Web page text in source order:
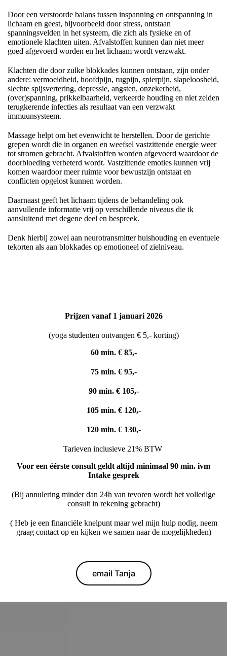
Door een verstoorde balans tussen inspanning en ontspanning in
lichaam en geest, bijvoorbeeld door stress, ontstaan
spanningsvelden in het systeem, die zich als fysieke en of
emotionele klachten uiten. Afvalstoffen kunnen dan niet meer
goed afgevoerd worden en het lichaam wordt verzwakt.
Klachten die door zulke blokkades kunnen ontstaan, zijn onder
andere: vermoeidheid, hoofdpijn, rugpijn, spierpijn, slapeloosheid,
slechte spijsvertering, depressie, angsten, onzekerheid,
(over)spanning, prikkelbaarheid, verkeerde houding en niet zelden
terugkerende infecties als resultaat van een verzwakt
immuunsysteem.
Massage helpt om het evenwicht te herstellen. Door de gerichte
grepen wordt die in organen en weefsel vastzittende energie weer
tot stromen gebracht. Afvalstoffen worden afgevoerd waardoor de
doorbloeding verbeterd wordt. Vastzittende emoties kunnen vrij
komen waardoor meer ruimte voor bewustzijn ontstaat en
conflicten opgelost kunnen worden.
Daarnaast geeft het lichaam tijdens de behandeling ook
aanvullende informatie vrij op verschillende niveaus die ik
aansluitend met degene deel en bespreek.
Denk hierbij zowel aan neurotransmitter huishouding en eventuele
tekorten als aan blokkades op emotioneel of zielniveau.
Prijzen vanaf 1 januari 2026
(yoga studenten ontvangen € 5,- korting)
60 min. €85,-
75 min. € 95,-
90 min. € 105,-
105 min. € 120,-
120 min. € 130,-
Tarieven inclusieve 21% BTW
Voor een éérste consult geldt altijd minimaal 90 min. ivm
Intake gesprek
(Bij annulering minder dan 24h van tevoren wordt het volledige
consult in rekening gebracht)
( Heb je een financiële knelpunt maar wel mijn hulp nodig, neem
graag contact op en kijken we samen naar de mogelijkheden)
email Tanja